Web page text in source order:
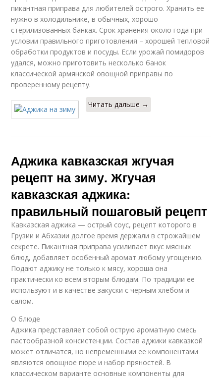
пикантная приправа для любителей острого. Хранить ее
нужно в холодильнике, в обычных, хорошо
стерилизованных банках. Срок хранения около года при
условии правильного приготовления – хорошей тепловой
обработки продуктов и посуды. Если урожай помидоров
удался, можно приготовить несколько банок
классической армянской овощной приправы по
проверенному рецепту.
Читать дальше →
Аджика кавказская жгучая
рецепт на зиму. Жгучая
кавказская аджика:
правильный пошаговый рецепт
Кавказская аджика — острый соус, рецепт которого в
Грузии и Абхазии долгое время держали в строжайшем
секрете. Пикантная приправа усиливает вкус мясных
блюд, добавляет особенный аромат любому угощению.
Подают аджику не только к мясу, хороша она
практически ко всем вторым блюдам. По традиции ее
используют и в качестве закуски с черным хлебом и
салом.
О блюде
Аджика представляет собой острую ароматную смесь
пастообразной консистенции. Состав аджики кавказкой
может отличатся, но непременными ее компонентами
являются овощное пюре и набор пряностей. В
классическом варианте основные компоненты для